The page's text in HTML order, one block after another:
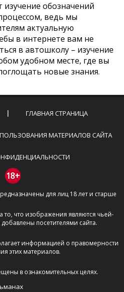
изучение обозначений
ведь мы
актуальную
в интернете вам не
в автошколу – изучение
удобном месте, где вы
новые знания.
ГЛАВНАЯ СТРАНИЦА
МАТЕРИАЛОВ САЙТА
18+
для лиц 18 лет и старше
что изображения являются чьей-
посетителями сайта.
информацией о правомерности
этих материалов.
в ознакомительных целях.